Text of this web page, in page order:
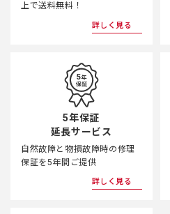
上で送料無料！
詳しく見る
5年保証
延長サービス
自然故障と物損故障時の修理
保証を5年間ご提供
詳しく見る